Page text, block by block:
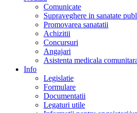
Comunicate
Supraveghere in sanatate
Promovarea sanatatii
Achizitii
Concursuri
Angajari
Asistenta medicala
Info
Legislatie
Formulare
Documentatii
Legaturi utile